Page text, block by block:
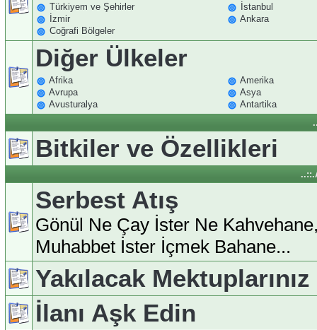
Türkiyem ve Şehirler
İstanbul
İzmir
Ankara
Coğrafi Bölgeler
Diğer Ülkeler
Afrika
Amerika
Avrupa
Asya
Avusturalya
Antartika
Bitkiler ve Özellikleri
Serbest Atış
Gönül Ne Çay İster Ne
Muhabbet İster İçmek Bahane...
Yakılacak Mektuplarınız
İlanı Aşk Edin